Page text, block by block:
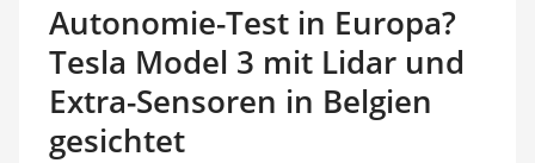
Autonomie-Test in Europa?
Tesla Model 3 mit Lidar und
Extra-Sensoren in Belgien
gesichtet